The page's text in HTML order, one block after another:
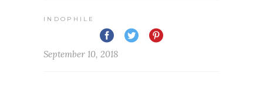
INDOPHILE
September 10, 2018